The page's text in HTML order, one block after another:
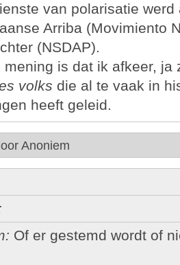
van polarisatie werd
Arriba (Movimiento
(NSDAP).
mening is dat ik afkeer,
volks die al te vaak in
heeft geleid.
Anoniem
Of er gestemd wordt of